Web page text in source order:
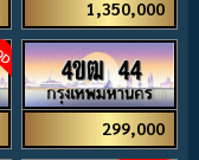
1,350,000
4ขฒ 44
299,000